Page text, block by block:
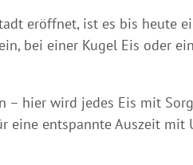
eröffnet, ist es bis heute
bei einer Kugel Eis oder
– hier wird jedes Eis mit
eine entspannte Auszeit